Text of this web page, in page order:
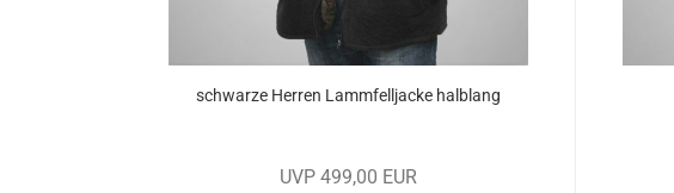
schwar­ze Her­ren Lamm­fell­ja­cke halb­lang
UVP 499,00 EUR